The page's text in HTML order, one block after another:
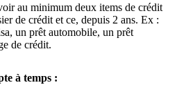
au minimum deux items de crédit
de crédit et ce, depuis 2 ans. Ex :
un prêt automobile, un prêt
de crédit.
à temps :